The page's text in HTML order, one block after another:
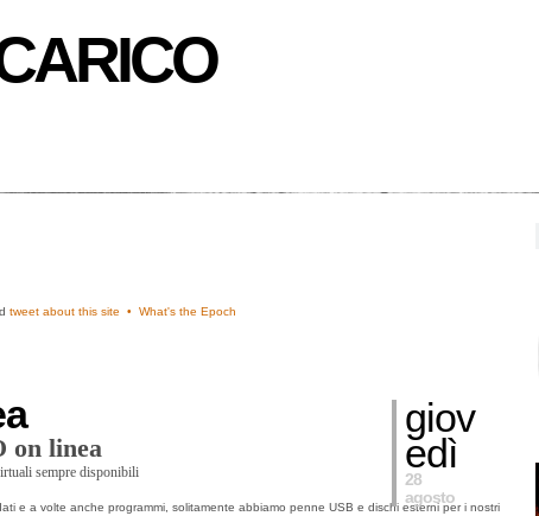
tweet about this site • What's the Epoch
giov
edì
28
agosto
on linea
sempre disponibili
e a volte anche programmi, solitamente abbiamo penne USB e dischi esterni per i nostri